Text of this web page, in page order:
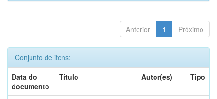
Anterior 1 Próximo
Conjunto de itens:
Data do
documento
Título Autor(es) Tipo